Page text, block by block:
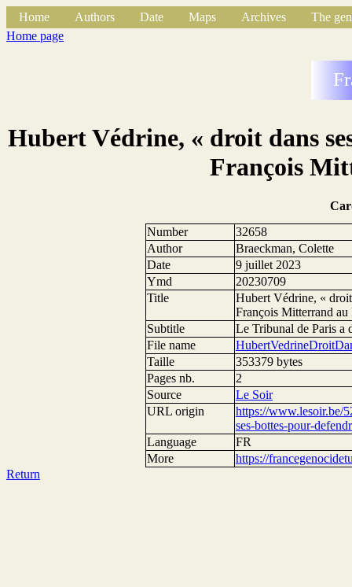
Home Authors Date Maps Archives
The
Home page
Hubert Védrine, « droit dans
François
Number
32658
Author
Braeckman, Colette
Date
9 juillet 2023
Ymd
20230709
Title
Hubert Védrine, «
François Mitterrand au
Subtitle
Le Tribunal de Paris a
File name
Taille
353379 bytes
Pages nb.
2
Source
Le Soir
URL origin
https://www.lesoir.be/
ses-bottes-pour-
Language
FR
More
https://
Return